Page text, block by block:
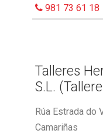
981 73 61 18
Talleres
S.L.
Rúa Estrada do
Camariñas